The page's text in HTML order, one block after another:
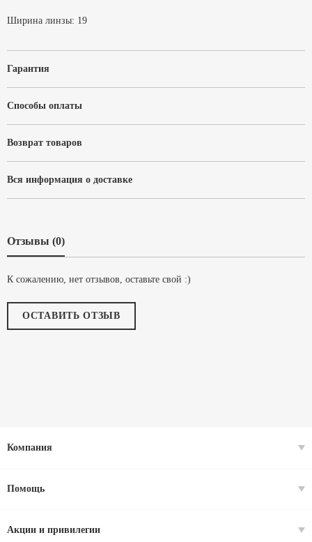
Ширина линзы: 19
Гарантия
Способы оплаты
Возврат товаров
Вся информация о доставке
Отзывы (0)
К сожалению, нет отзывов, оставьте свой :)
ОСТАВИТЬ ОТЗЫВ
Компания
Помощь
Акции и привилегии